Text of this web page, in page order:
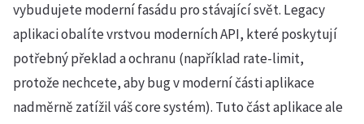
vybudujete moderní fasádu pro stávající svět. Legacy
aplikaci obalíte vrstvou moderních API, které poskytují
potřebný překlad a ochranu (například rate-limit,
protože nechcete, aby bug v moderní části aplikace
nadměrně zatížil váš core systém). Tuto část aplikace ale